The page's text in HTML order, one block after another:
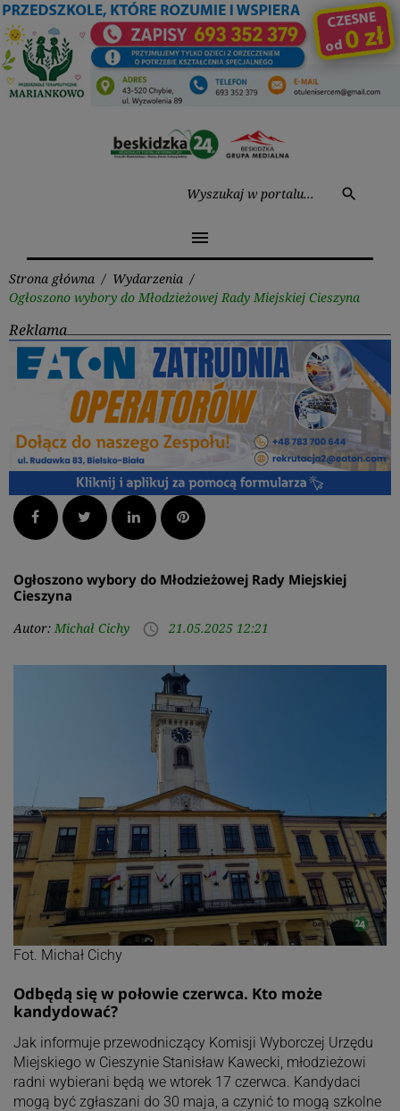
Przejdź
do
treści
search
menu
Strona główna / Wydarzenia /
Ogłoszono wybory do Młodzieżowej Rady Miejskiej Cieszyna
Reklama
Facebook Twitter LinkedInPinterest
Ogłoszono wybory do Młodzieżowej Rady Miejskiej
Cieszyna
Autor: Michał Cichy access_time 21.05.2025 12:21
Fot. Michał Cichy
Odbędą się w połowie czerwca. Kto może
kandydować?
Jak informuje przewodniczący Komisji Wyborczej Urzędu
Miejskiego w Cieszynie Stanisław Kawecki, młodzieżowi
radni wybierani będą we wtorek 17 czerwca. Kandydaci
mogą być zgłaszani do 30 maja, a czynić to mogą szkolne